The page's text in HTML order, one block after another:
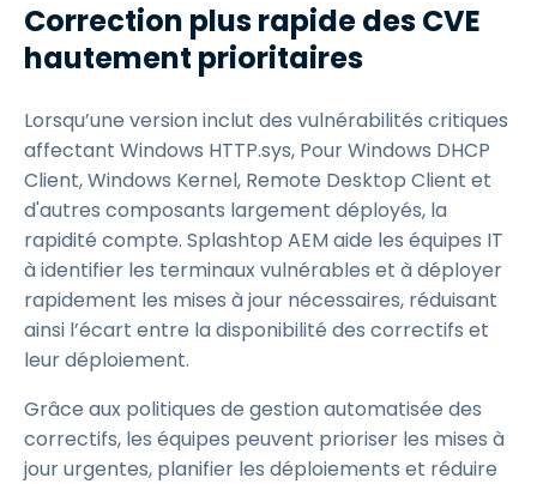
Correction plus rapide des CVE
hautement prioritaires
Lorsqu’une version inclut des vulnérabilités critiques
affectant Windows HTTP.sys, Pour Windows DHCP
Client, Windows Kernel, Remote Desktop Client et
d'autres composants largement déployés, la
rapidité compte. Splashtop AEM aide les équipes IT
à identifier les terminaux vulnérables et à déployer
rapidement les mises à jour nécessaires, réduisant
ainsi l’écart entre la disponibilité des correctifs et
leur déploiement.
Grâce aux politiques de gestion automatisée des
correctifs, les équipes peuvent prioriser les mises à
jour urgentes, planifier les déploiements et réduire